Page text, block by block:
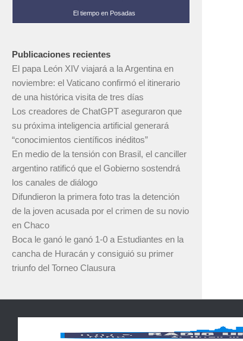
El tiempo en Posadas
Publicaciones recientes
El papa León XIV viajará a la Argentina en
noviembre: el Vaticano confirmó el itinerario
de una histórica visita de tres días
Los creadores de ChatGPT aseguraron que
su próxima inteligencia artificial generará
“conocimientos científicos inéditos”
En medio de la tensión con Brasil, el canciller
argentino ratificó que el Gobierno sostendrá
los canales de diálogo
Difundieron la primera foto tras la detención
de la joven acusada por el crimen de su novio
en Chaco
Boca le ganó le ganó 1-0 a Estudiantes en la
cancha de Huracán y consiguió su primer
triunfo del Torneo Clausura